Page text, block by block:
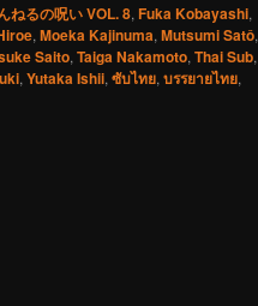
ねるの呪い VOL. 8, Fuka Kobayashi,
, Moeka Kajinuma, Mutsumi Satô,
Saito, Taiga Nakamoto, Thai Sub,
, Yutaka Ishii, ซับไทย, บรรยายไทย,